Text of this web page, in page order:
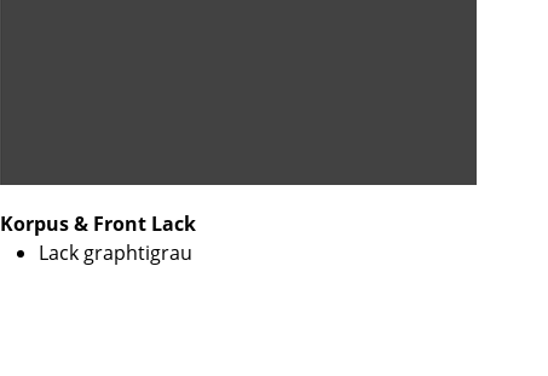
Korpus & Front Lack
Lack graphtigrau